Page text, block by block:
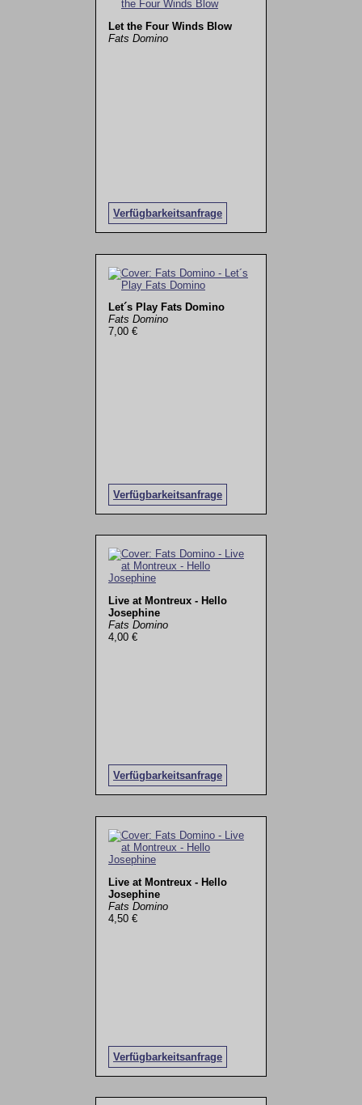
Let the Four Winds Blow
Fats Domino
Verfügbarkeitsanfrage
Let´s Play Fats Domino
Fats Domino
7,00 €
Verfügbarkeitsanfrage
Live at Montreux - Hello
Josephine
Fats Domino
4,00 €
Verfügbarkeitsanfrage
Live at Montreux - Hello
Josephine
Fats Domino
4,50 €
Verfügbarkeitsanfrage